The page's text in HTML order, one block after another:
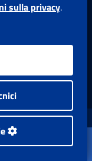
finestra
una nuova
Apre una
Instagram:
Sociale.
sulla privacy.